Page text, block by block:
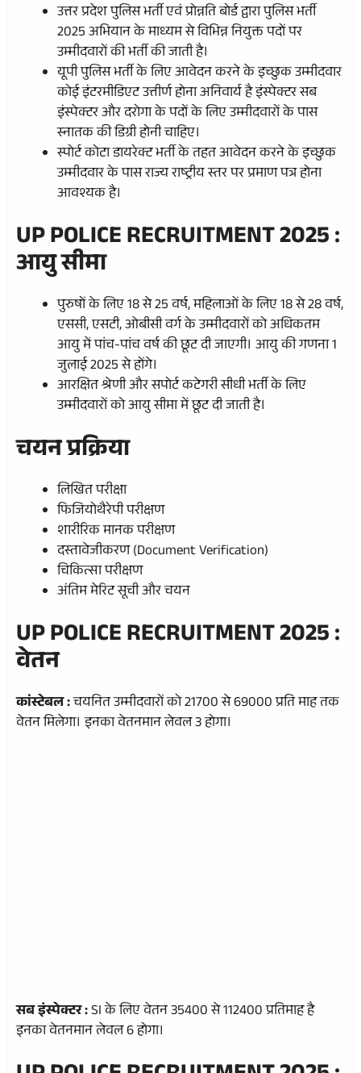
उत्तर प्रदेश पुलिस भर्ती एवं प्रोन्नति बोर्ड द्वारा पुलिस भर्ती
2025 अभियान के माध्यम से विभिन्न नियुक्त पदों पर
उम्मीदवारों की भर्ती की जाती है।
यूपी पुलिस भर्ती के लिए आवेदन करने के इच्छुक उम्मीदवार
कोई इंटरमीडिएट उत्तीर्ण होना अनिवार्य है इंस्पेक्टर सब
इंस्पेक्टर और दरोगा के पदों के लिए उम्मीदवारों के पास
स्नातक की डिग्री होनी चाहिए।
स्पोर्ट कोटा डायरेक्ट भर्ती के तहत आवेदन करने के इच्छुक
उम्मीदवार के पास राज्य राष्ट्रीय स्तर पर प्रमाण पत्र होना
आवश्यक है।
UP POLICE RECRUITMENT 2025 :
आयु सीमा
पुरुषों के लिए 18 से 25 वर्ष, महिलाओं के लिए 18 से 28 वर्ष,
एससी, एसटी, ओबीसी वर्ग के उम्मीदवारों को अधिकतम
आयु में पांच-पांच वर्ष की छूट दी जाएगी। आयु की गणना 1
जुलाई 2025 से होंगे।
आरक्षित श्रेणी और सपोर्ट कटेगरी सीधी भर्ती के लिए
उम्मीदवारों को आयु सीमा में छूट दी जाती है।
चयन प्रक्रिया
लिखित परीक्षा
फिजियोथैरेपी परीक्षण
शारीरिक मानक परीक्षण
दस्तावेजीकरण (Document Verification)
चिकित्सा परीक्षण
अंतिम मेरिट सूची और चयन
UP POLICE RECRUITMENT 2025 :
वेतन
कांस्टेबल :चयनित उम्मीदवारों को 21700 से 69000 प्रति माह तक
वेतन मिलेगा। इनका वेतनमान लेवल 3 होगा।
सब इंस्पेक्टर :SI के लिए वेतन 35400 से 112400 प्रतिमाह है
इनका वेतनमान लेवल 6 होगा।